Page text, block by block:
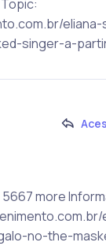
singer-a-
more
no-the-